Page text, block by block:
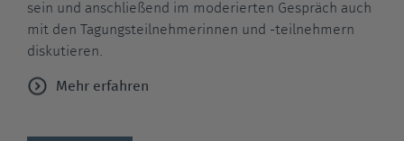
sein und anschließend im moderierten Gespräch auch
mit den Tagungsteilnehmerinnen und -teilnehmern
diskutieren.
Mehr erfahren